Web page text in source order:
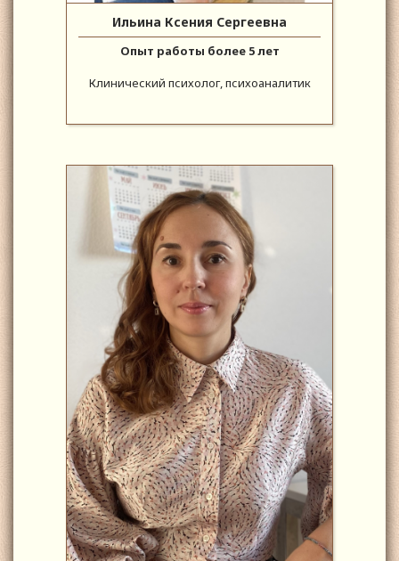
Ильина Ксения Сергеевна
Опыт работы более 5 лет
Клинический психолог, психоаналитик